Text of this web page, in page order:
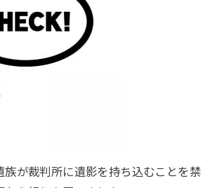
族が裁判所に遺影を持ち込むことを禁